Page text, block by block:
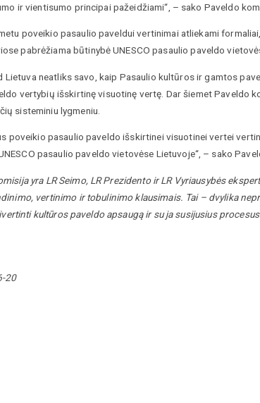
ir vientisumo principai pažeidžiami“, – sako Paveldo
poveikio pasaulio paveldui vertinimai atliekami
pabrėžiama būtinybė UNESCO pasaulio paveldo
Lietuva neatliks savo, kaip Pasaulio kultūros ir gamtos
vertybių išskirtinę visuotinę vertę. Dar šiemet Paveldo
sisteminiu lygmeniu.
poveikio pasaulio paveldo išskirtinei visuotinei vertei
pasaulio paveldo vietovėse Lietuvoje“, – sako
yra LR Seimo, LR Prezidento ir LR Vyriausybės
vertinimo ir tobulinimo klausimais. Tai – dvylika
kultūros paveldo apsaugą ir su ja susijusius
20